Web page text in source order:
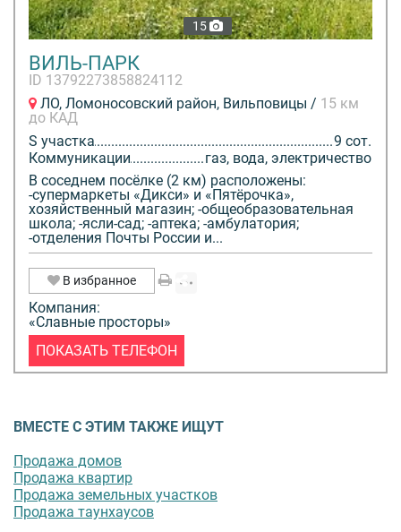
15
ВИЛЬ-ПАРК
ID 13792273858824112
ЛО, Ломоносовский район, Вильповицы / 15 км
до КАД
S участка
9 сот.
Коммуникации
газ, вода, электричество
В соседнем посёлке (2 км) расположены:
-супермаркеты «Дикси» и «Пятёрочка»,
хозяйственный магазин; -общеобразовательная
школа; -ясли-сад; -аптека; -амбулатория;
-отделения Почты России и...
В избранное
Компания:
«Славные просторы»
ПОКАЗАТЬ ТЕЛЕФОН
ВМЕСТЕ С ЭТИМ ТАКЖЕ ИЩУТ
Продажа домов
Продажа квартир
Продажа земельных участков
Продажа таунхаусов